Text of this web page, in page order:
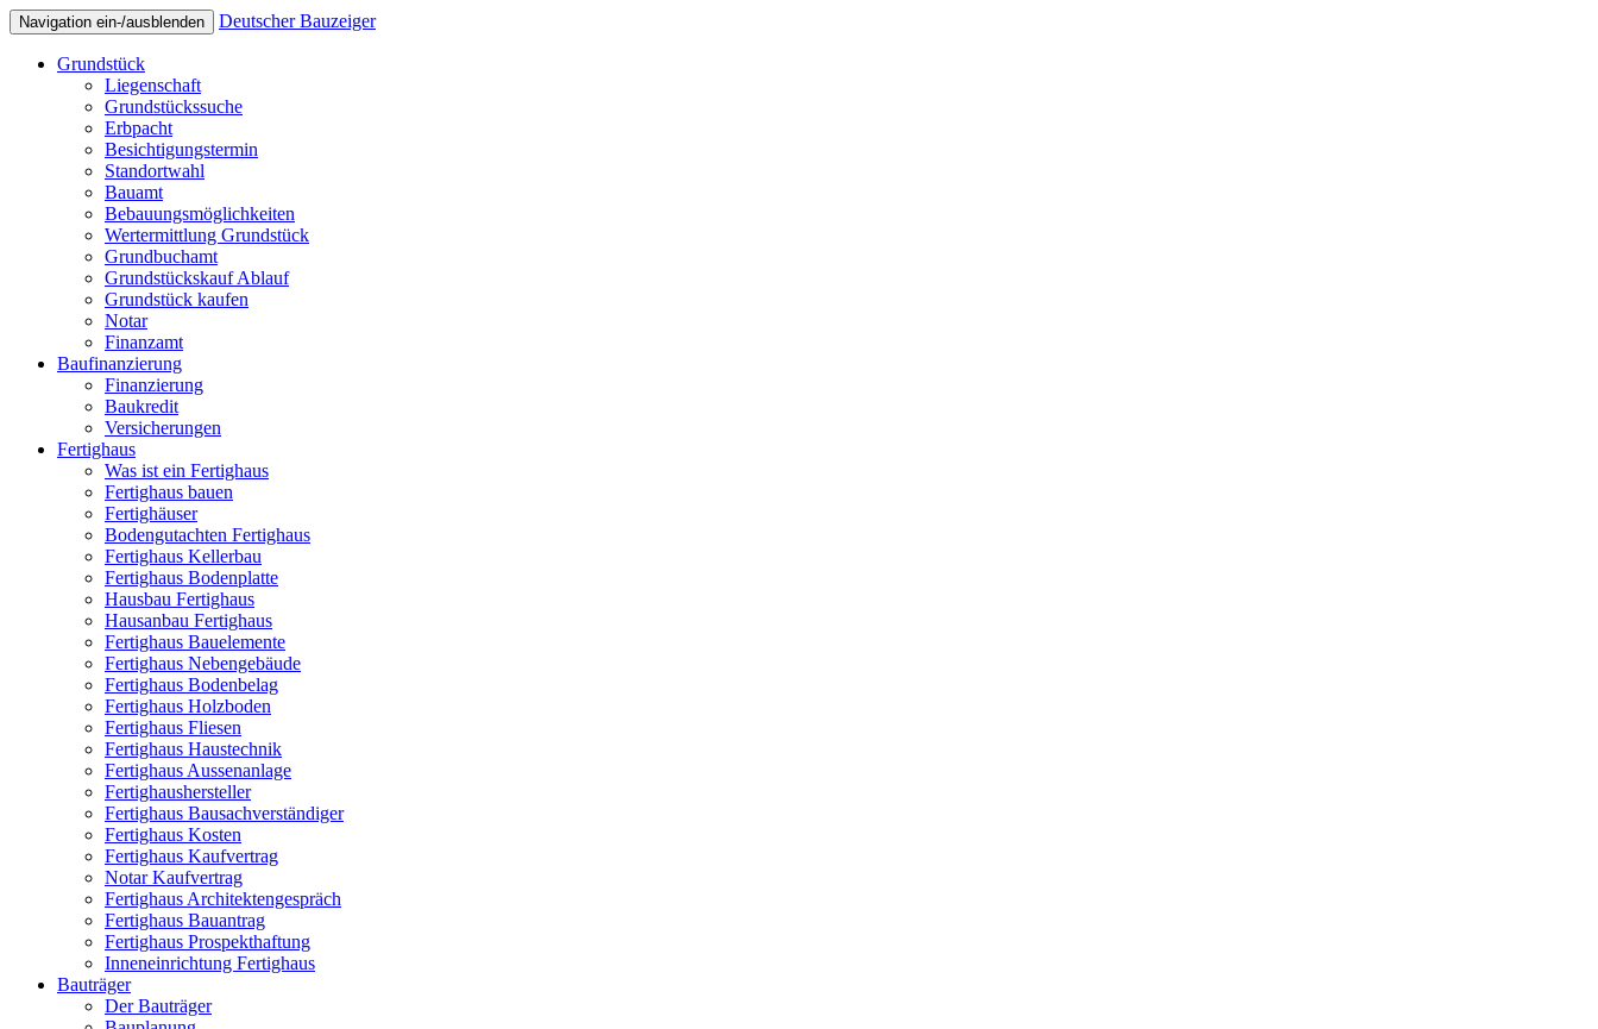
Navigation ein-/ausblenden Deutscher Bauzeiger
Grundstück
Liegenschaft
Grundstückssuche
Erbpacht
Besichtigungstermin
Standortwahl
Bauamt
Bebauungsmöglichkeiten
Wertermittlung Grundstück
Grundbuchamt
Grundstückskauf Ablauf
Grundstück kaufen
Notar
Finanzamt
Baufinanzierung
Finanzierung
Baukredit
Versicherungen
Fertighaus
Was ist ein Fertighaus
Fertighaus bauen
Fertighäuser
Bodengutachten Fertighaus
Fertighaus Kellerbau
Fertighaus Bodenplatte
Hausbau Fertighaus
Hausanbau Fertighaus
Fertighaus Bauelemente
Fertighaus Nebengebäude
Fertighaus Bodenbelag
Fertighaus Holzboden
Fertighaus Fliesen
Fertighaus Haustechnik
Fertighaus Aussenanlage
Fertighaushersteller
Fertighaus Bausachverständiger
Fertighaus Kosten
Fertighaus Kaufvertrag
Notar Kaufvertrag
Fertighaus Architektengespräch
Fertighaus Bauantrag
Fertighaus Prospekthaftung
Inneneinrichtung Fertighaus
Bauträger
Der Bauträger